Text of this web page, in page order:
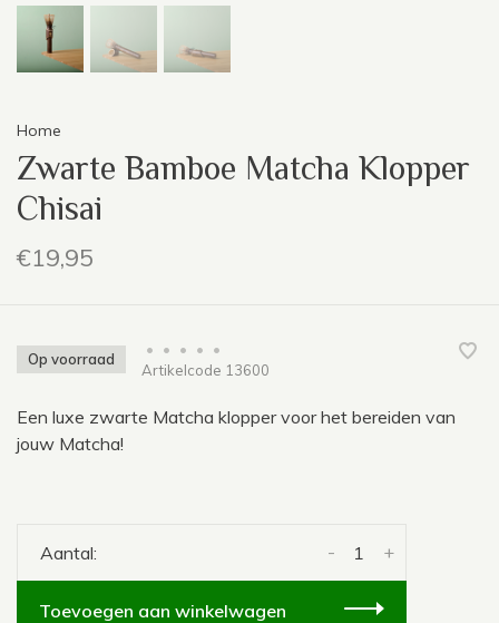
Home
Zwarte Bamboe Matcha Klopper
Chisai
€19,95
Op voorraad
• • • •
•
Artikelcode 13600
Een luxe zwarte Matcha klopper voor het bereiden van
jouw Matcha!
Aantal: +
-
Toevoegen aan winkelwagen